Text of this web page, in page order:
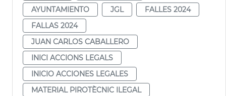
AYUNTAMIENTO
JGL
FALLES 2024
FALLAS 2024
JUAN CARLOS CABALLERO
INICI ACCIONS LEGALS
INICIO ACCIONES LEGALES
MATERIAL PIROTÈCNIC ILEGAL